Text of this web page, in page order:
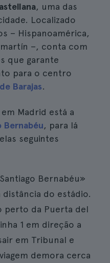
, uma das
Localizado
– Hispanoamérica,
–, conta com
que garante
para o centro
Barajas.
Madrid está a
Bernabéu, para lá
seguintes
Bernabéu»
distância do estádio.
perto da Puerta del
1 em direção a
em Tribunal e
demora cerca